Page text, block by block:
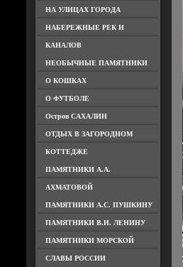
НА УЛИЦАХ ГОРОДА
НАБЕРЕЖНЫЕ РЕК И
КАНАЛОВ
НЕОБЫЧНЫЕ ПАМЯТНИКИ
О КОШКАХ
О ФУТБОЛЕ
Остров САХАЛИН
ОТДЫХ В ЗАГОРОДНОМ
КОТТЕДЖЕ
ПАМЯТНИКИ А.А.
АХМАТОВОЙ
ПАМЯТНИКИ А.С. ПУШКИНУ
ПАМЯТНИКИ В.И. ЛЕНИНУ
ПАМЯТНИКИ МОРСКОЙ
СЛАВЫ РОССИИ